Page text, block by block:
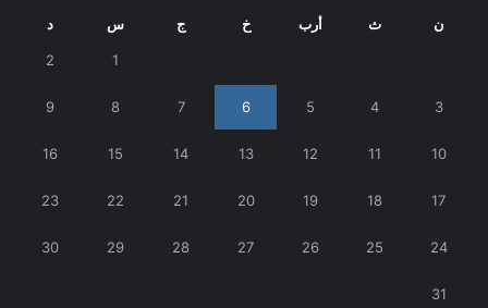
ن ث أرب خ ج س د
1
2
3
4
5
6
7
8
9
10
11
12
13
14
15
16
17
18
19
20
21
22
23
24
25
26
27
28
29
30
31